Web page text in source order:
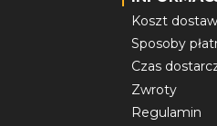
Koszt
Sposoby
Czas
Zwroty
Regulamin